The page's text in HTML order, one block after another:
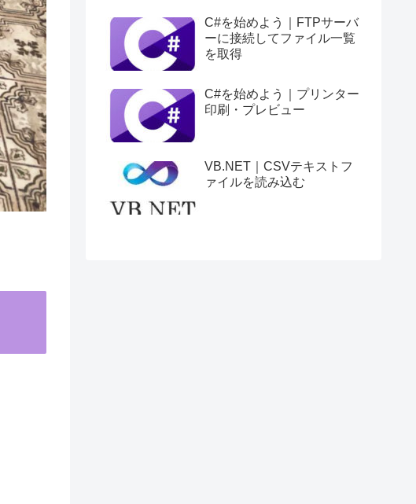
C#を始めよう｜FTPサーバ
ーに接続してファイル一覧
を取得
C#を始めよう｜プリンター
印刷・プレビュー
VB.NET｜CSVテキストフ
ァイルを読み込む